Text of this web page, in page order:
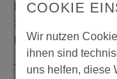
Bankplatz 8
38100 Braunschweig
Deutschland
Telefon: 0531
COOKIE
Wir nutzen
ihnen sind
uns helfen, diese